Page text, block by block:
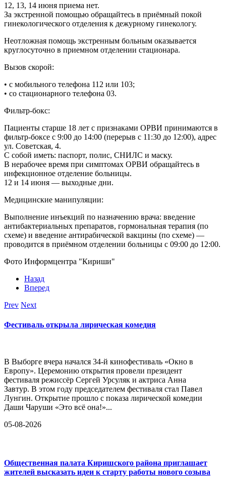
12, 13, 14 июня приема нет.
За экстренной помощью обращайтесь в приёмный покой
гинекологического отделения к дежурному гинекологу.
Неотложная помощь экстренным больным оказывается
круглосуточно в приемном отделении стационара.
Вызов скорой:
• с мобильного телефона 112 или 103;
• со стационарного телефона 03.
Фильтр-бокс:
Пациенты старше 18 лет с признаками ОРВИ принимаются в
фильтр-боксе с 9:00 до 14:00 (перерыв с 11:30 до 12:00), адрес
ул. Советская, 4.
С собой иметь: паспорт, полис, СНИЛС и маску.
В нерабочее время при симптомах ОРВИ обращайтесь в
инфекционное отделение больницы.
12 и 14 июня — выходные дни.
Медицинские манипуляции:
Выполнение инъекций по назначению врача: введение
антибактериальных препаратов, гормональная терапия (по
схеме) и введение антирабической вакцины (по схеме) —
проводится в приёмном отделении больницы с 09:00 до 12:00.
Фото Информцентра "Кириши"
Назад
Вперед
Prev Next
Фестиваль открыла лирическая комедия
В Выборге вчера начался 34-й кинофестиваль «Окно в
Европу». Церемонию открытия провели президент
фестиваля режиссёр Сергей Урсуляк и актриса Анна
Завтур. В этом году председателем фестиваля стал Павел
Лунгин. Открытие прошло с показа лирической комедии
Даши Чаруши «Это всё она!»...
05-08-2026
Общественная палата Киришского района приглашает
жителей высказать идеи к старту работы нового созыва